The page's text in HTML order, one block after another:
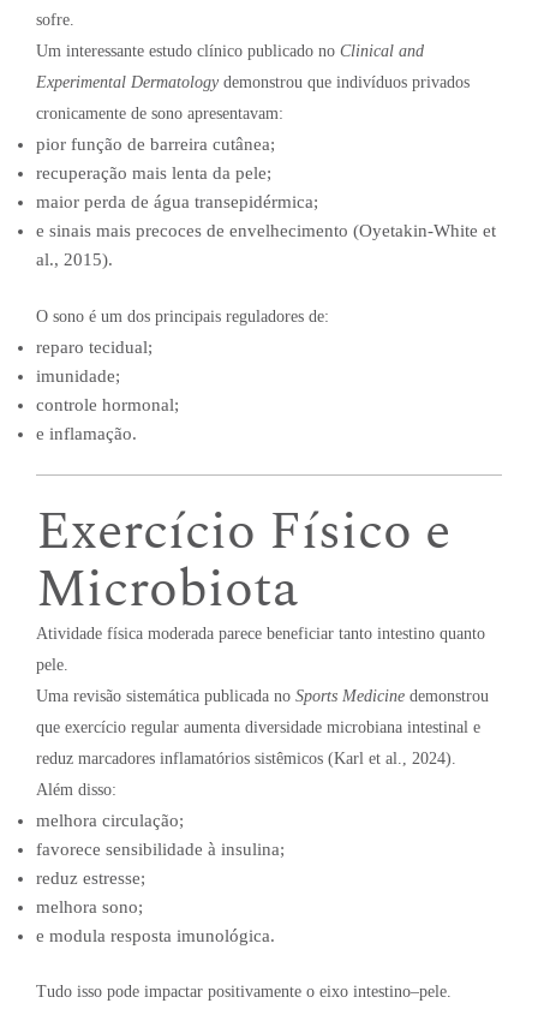
sofre.
Um interessante estudo clínico publicado no Clinical and
Experimental Dermatologydemonstrou que indivíduos privados
cronicamente de sono apresentavam:
pior função de barreira cutânea;
recuperação mais lenta da pele;
maior perda de água transepidérmica;
e sinais mais precoces de envelhecimento (Oyetakin-White et
al., 2015).
O sono é um dos principais reguladores de:
reparo tecidual;
imunidade;
controle hormonal;
e inflamação.
Exercício Físico e
Microbiota
Atividade física moderada parece beneficiar tanto intestino quanto
pele.
Uma revisão sistemática publicada no Sports Medicine demonstrou
que exercício regular aumenta diversidade microbiana intestinal e
reduz marcadores inflamatórios sistêmicos (Karl et al., 2024).
Além disso:
melhora circulação;
favorece sensibilidade à insulina;
reduz estresse;
melhora sono;
e modula resposta imunológica.
Tudo isso pode impactar positivamente o eixo intestino–pele.